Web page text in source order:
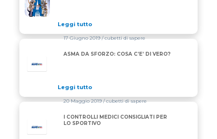
Leggi tutto
17 Giugno 2019/ cubetti di sapere
ASMA DA SFORZO: COSA C’E’ DI VERO?
Leggi tutto
20 Maggio 2019/ cubetti di sapere
I CONTROLLI MEDICI CONSIGLIATI PER
LO SPORTIVO